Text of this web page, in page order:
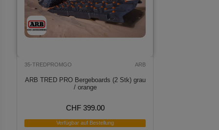
35-TREDPROMGO ARB
ARB TRED PRO Bergeboards (2 Stk) grau
/ orange
CHF 399.00
Verfügbar auf Bestellung